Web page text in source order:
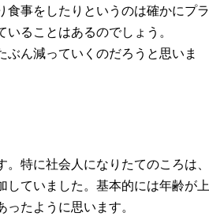
事をしたりというのは確かにプラ
ることはあるのでしょう。
ん減っていくのだろうと思いま
特に社会人になりたてのころは、
していました。基本的には年齢が上
たように思います。